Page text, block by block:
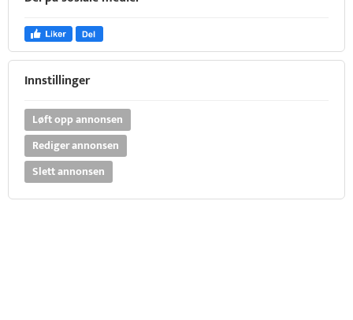
Innstillinger
Løft opp annonsen
Rediger annonsen
Slett annonsen